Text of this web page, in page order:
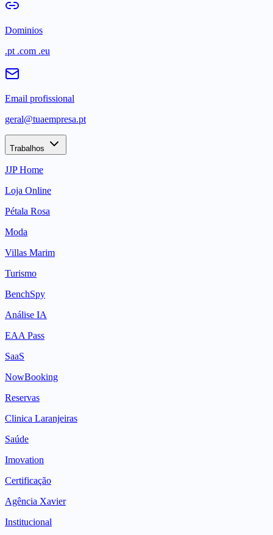
Dominios
.pt .com .eu
Email profissional
geral@tuaempresa.pt
Trabalhos
JJP Home
Loja Online
Pétala Rosa
Moda
Villas Marim
Turismo
BenchSpy
Análise IA
EAA Pass
SaaS
NowBooking
Reservas
Clinica Laranjeiras
Saúde
Imovation
Certificação
Agência Xavier
Institucional